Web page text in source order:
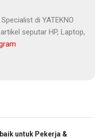
di YATEKNO
seputar HP, Laptop,
untuk Pekerja &